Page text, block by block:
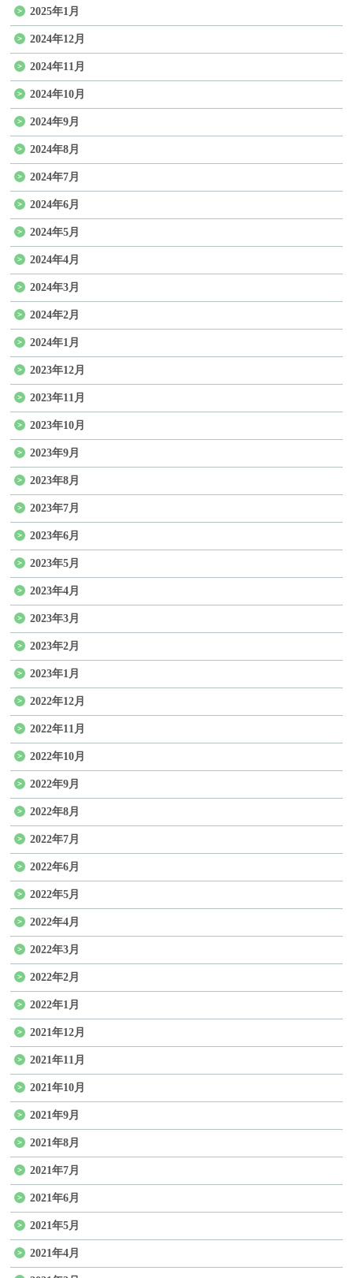
2025年1月
2024年12月
2024年11月
2024年10月
2024年9月
2024年8月
2024年7月
2024年6月
2024年5月
2024年4月
2024年3月
2024年2月
2024年1月
2023年12月
2023年11月
2023年10月
2023年9月
2023年8月
2023年7月
2023年6月
2023年5月
2023年4月
2023年3月
2023年2月
2023年1月
2022年12月
2022年11月
2022年10月
2022年9月
2022年8月
2022年7月
2022年6月
2022年5月
2022年4月
2022年3月
2022年2月
2022年1月
2021年12月
2021年11月
2021年10月
2021年9月
2021年8月
2021年7月
2021年6月
2021年5月
2021年4月